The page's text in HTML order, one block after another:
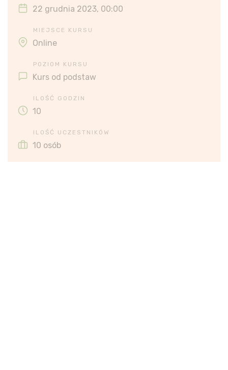
22 grudnia 2023, 00:00
MIEJSCE KURSU
Online
POZIOM KURSU
Kurs od podstaw
ILOŚĆ GODZIN
10
ILOŚĆ UCZESTNIKÓW
10 osób